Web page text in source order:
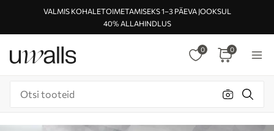
VALMIS KOHALETOIMETAMISEKS 1–3 PÄEVA JOOKSUL
40% ALLAHINDLUS
0 0